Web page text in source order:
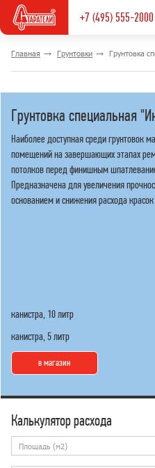
+7 (495) 555-2000
Главная Грунтовки Грунтовка
Грунтовка специальная
Наиболее доступная среди грунтовок
помещений на завершающих этапах
потолков перед финишным
Предназначена для увеличения
основанием и снижения расхода
канистра, 10 литр
канистра, 5 литр
в магазин
Калькулятор расхода